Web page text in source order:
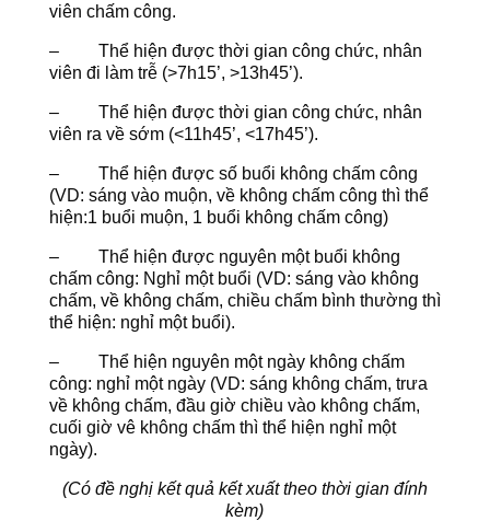
viên chấm công.
– Thể hiện được thời gian công chức, nhân
viên đi làm trễ (>7h15’, >13h45’).
– Thể hiện được thời gian công chức, nhân
viên ra về sớm (<11h45’, <17h45’).
– Thể hiện được số buổi không chấm công
(VD: sáng vào muộn, về không chấm công thì thể
hiện:1 buổi muộn, 1 buổi không chấm công)
– Thể hiện được nguyên một buổi không
chấm công: Nghỉ một buổi (VD: sáng vào không
chấm, về không chấm, chiều chấm bình thường thì
thể hiện: nghỉ một buổi).
– Thể hiện nguyên một ngày không chấm
công: nghỉ một ngày (VD: sáng không chấm, trưa
về không chấm, đầu giờ chiều vào không chấm,
cuối giờ vê không chấm thì thể hiện nghỉ một
ngày).
(Có đề nghị kết quả kết xuất theo thời gian đính
kèm)